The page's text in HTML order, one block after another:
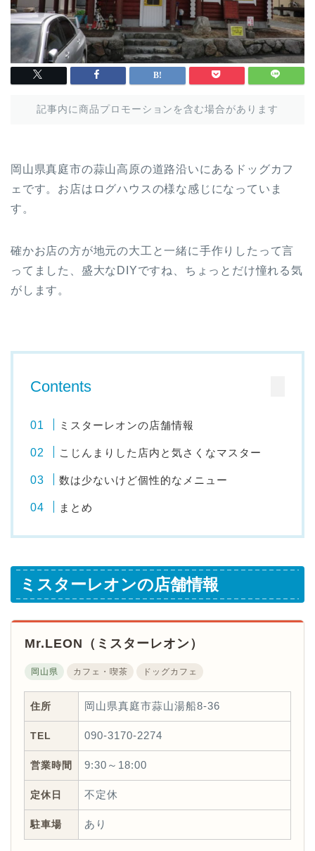
記事内に商品プロモーションを含む場合があります
岡山県真庭市の蒜山高原の道路沿いにあるドッグカフ
ェです。お店はログハウスの様な感じになっていま
す。
確かお店の方が地元の大工と一緒に手作りしたって言
ってました、盛大なDIYですね、ちょっとだけ憧れる気
がします。
Contents
ミスターレオンの店舗情報
こじんまりした店内と気さくなマスター
数は少ないけど個性的なメニュー
まとめ
ミスターレオンの店舗情報
Mr.LEON（ミスターレオン）
岡山県 カフェ・喫茶 ドッグカフェ
住所 岡山県真庭市蒜山湯船8-36
TEL 090-3170-2274
営業時間 9:30～18:00
定休日 不定休
駐車場 あり